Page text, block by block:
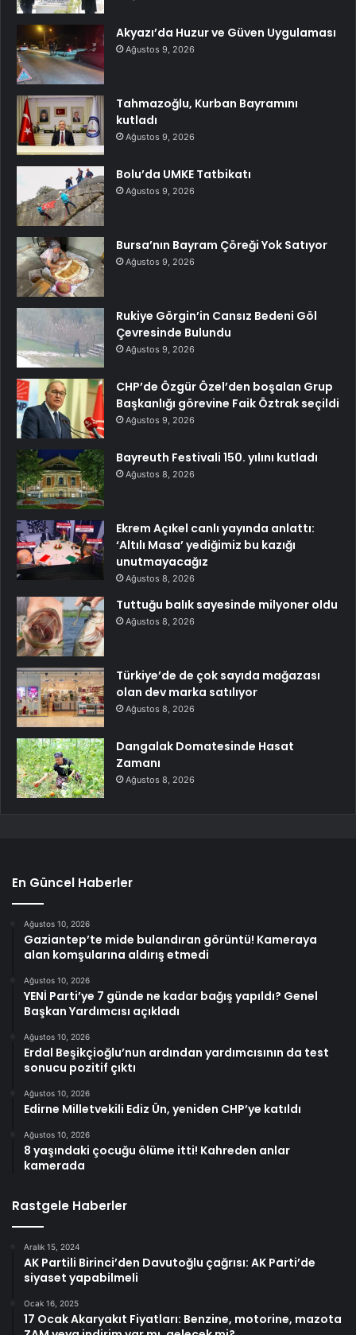
Akyazı’da Huzur ve Güven Uygulaması
Ağustos 9, 2026
Tahmazoğlu, Kurban Bayramını
kutladı
Ağustos 9, 2026
Bolu’da UMKE Tatbikatı
Ağustos 9, 2026
Bursa’nın Bayram Çöreği Yok Satıyor
Ağustos 9, 2026
Rukiye Görgin’in Cansız Bedeni Göl
Çevresinde Bulundu
Ağustos 9, 2026
CHP’de Özgür Özel’den boşalan Grup
Başkanlığı görevine Faik Öztrak seçildi
Ağustos 9, 2026
Bayreuth Festivali 150. yılını kutladı
Ağustos 8, 2026
Ekrem Açıkel canlı yayında anlattı:
‘Altılı Masa’ yediğimiz bu kazığı
unutmayacağız
Ağustos 8, 2026
Tuttuğu balık sayesinde milyoner oldu
Ağustos 8, 2026
Türkiye’de de çok sayıda mağazası
olan dev marka satılıyor
Ağustos 8, 2026
Dangalak Domatesinde Hasat
Zamanı
Ağustos 8, 2026
En Güncel Haberler
Ağustos 10, 2026
Gaziantep’te mide bulandıran görüntü! Kameraya
alan komşularına aldırış etmedi
Ağustos 10, 2026
YENİ Parti’ye 7 günde ne kadar bağış yapıldı? Genel
Başkan Yardımcısı açıkladı
Ağustos 10, 2026
Erdal Beşikçioğlu’nun ardından yardımcısının da test
sonucu pozitif çıktı
Ağustos 10, 2026
Edirne Milletvekili Ediz Ün, yeniden CHP’ye katıldı
Ağustos 10, 2026
8 yaşındaki çocuğu ölüme itti! Kahreden anlar
kamerada
Rastgele Haberler
Aralık 15, 2024
AK Partili Birinci’den Davutoğlu çağrısı: AK Parti’de
siyaset yapabilmeli
Ocak 16, 2025
17 Ocak Akaryakıt Fiyatları: Benzine, motorine, mazota